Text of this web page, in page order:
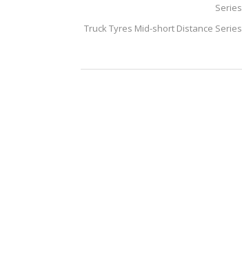
Series
Truck Tyres Mid-short Distance Series